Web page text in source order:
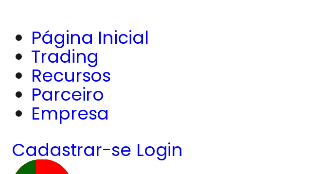
Página Inicial
Trading
Recursos
Parceiro
Empresa
Cadastrar-se Login